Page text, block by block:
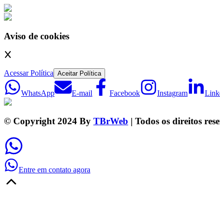
Aviso de cookies
Acessar Política Aceitar Política
WhatsApp E-mail Facebook Instagram
© Copyright 2024 By TBrWeb | Todos os direitos
Entre em contato agora